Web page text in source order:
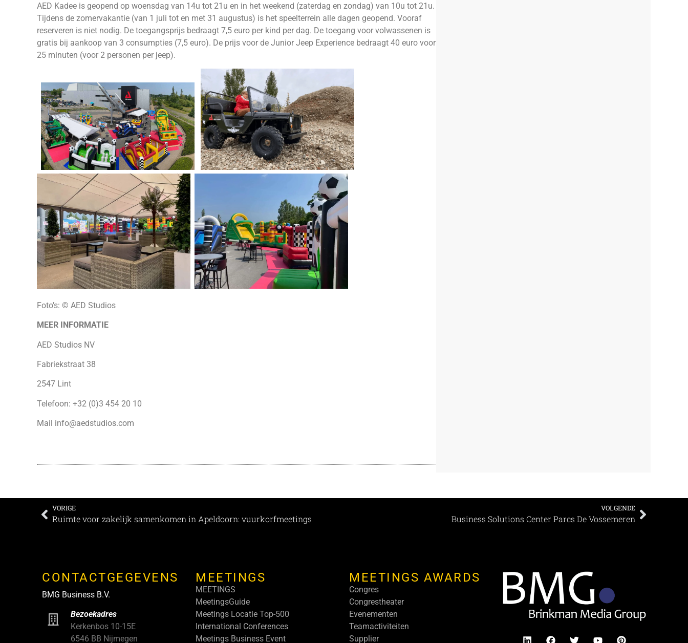
AED Kadee is geopend op woensdag van 14u tot 21u en in het weekend (zaterdag en zondag) van 10u tot 21u.
Tijdens de zomervakantie (van 1 juli tot en met 31 augustus) is het speelterrein alle dagen geopend. Vooraf
reserveren is niet nodig. De toegangsprijs bedraagt 7,5 euro per kind per dag. De toegang voor volwassenen is
gratis bij aankoop van 3 consumpties (7,5 euro). De prijs voor de Junior Jeep Experience bedraagt 40 euro voor
25 minuten (voor 2 personen per jeep).
Foto’s: © AED Studios
MEER INFORMATIE
AED Studios NV
Fabriekstraat 38
2547 Lint
Telefoon: +32 (0)3 454 20 10
Mail info@aedstudios.com
VORIGE
Ruimte voor zakelijk samenkomen in Apeldoorn: vuurkorfmeetings
VOLGENDE
Business Solutions Center Parcs De Vossemeren
CONTACTGEGEVENS
BMG Business B.V.
Bezoekadres
Kerkenbos 10-15E
6546 BB Nijmegen
MEETINGS
MEETINGS
MeetingsGuide
Meetings Locatie Top-500
International Conferences
Meetings Business Event
MEETINGS AWARDS
Congres
Congrestheater
Evenementen
Teamactiviteiten
Supplier